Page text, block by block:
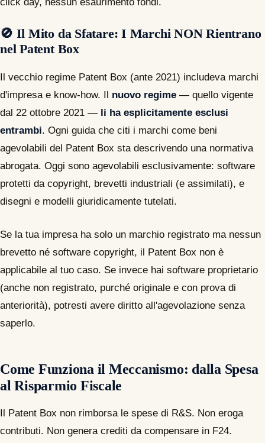
🚫 Il Mito da Sfatare: I Marchi NON Rientrano
nel Patent Box
Il vecchio regime Patent Box (ante 2021) includeva marchi
d'impresa e know-how. Il nuovo regime — quello vigente
dal 22 ottobre 2021 — li ha esplicitamente esclusi
entrambi. Ogni guida che citi i marchi come beni
agevolabili del Patent Box sta descrivendo una normativa
abrogata. Oggi sono agevolabili esclusivamente: software
protetti da copyright, brevetti industriali (e assimilati), e
disegni e modelli giuridicamente tutelati.
Se la tua impresa ha solo un marchio registrato ma nessun
brevetto né software copyright, il Patent Box non è
applicabile al tuo caso. Se invece hai software proprietario
(anche non registrato, purché originale e con prova di
anteriorità), potresti avere diritto all'agevolazione senza
saperlo.
Come Funziona il Meccanismo: dalla Spesa
al Risparmio Fiscale
Il Patent Box non rimborsa le spese di R&S. Non eroga
contributi. Non genera crediti da compensare in F24.